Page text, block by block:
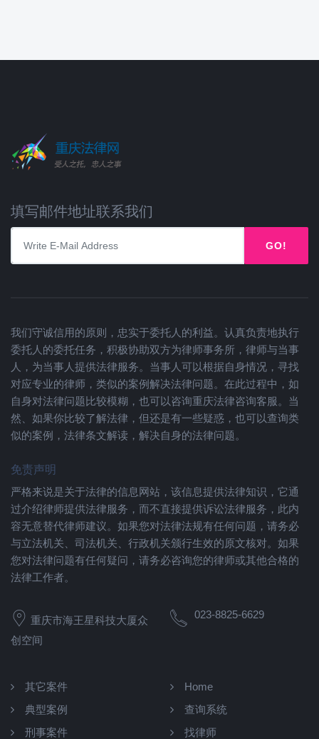
填写邮件地址联系我们
GO!
我们守诚信用的原则，忠实于委托人的利益。认真负责地执行
委托人的委托任务，积极协助双方为律师事务所，律师与当事
人，为当事人提供法律服务。当事人可以根据自身情况，寻找
对应专业的律师，类似的案例解决法律问题。在此过程中，如
自身对法律问题比较模糊，也可以咨询重庆法律咨询客服。当
然、如果你比较了解法律，但还是有一些疑惑，也可以查询类
似的案例，法律条文解读，解决自身的法律问题。
免责声明
严格来说是关于法律的信息网站，该信息提供法律知识，它通
过介绍律师提供法律服务，而不直接提供诉讼法律服务，此内
容无意替代律师建议。如果您对法律法规有任何问题，请务必
与立法机关、司法机关、行政机关颁行生效的原文核对。如果
您对法律问题有任何疑问，请务必咨询您的律师或其他合格的
法律工作者。
重庆市海王星科技大厦众
创空间
023-8825-6629
其它案件
典型案例
刑事案件
Home
查询系统
找律师